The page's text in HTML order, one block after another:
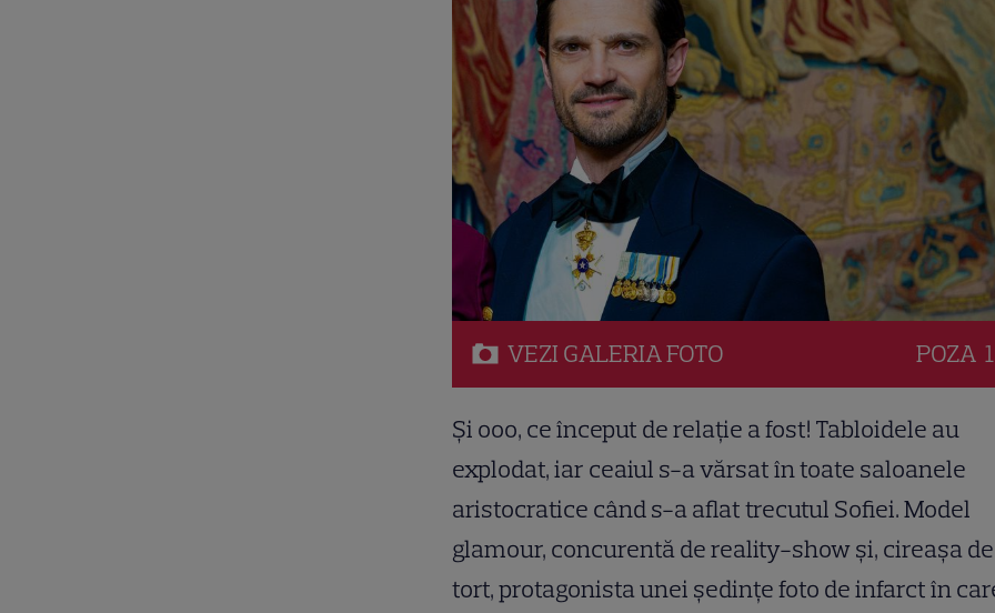
VEZI GALERIAFOTO POZA
Și ooo, ce început de relație a fost! Tabloidele au
explodat, iar ceaiul s-a vărsat în toate saloanele
aristocratice când s-a aflat trecutul Sofiei. Model
glamour, concurentă de reality-show și, cireașa
tort, protagonista unei ședințe foto de infarct în